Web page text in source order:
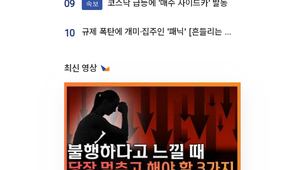
09 속보 코스닥 급등에 '매수 사이드카' 발동
10 규제 폭탄에 개미·집주인 '패닉' [흔들리는 룰, 출렁이는 시장]①
최신 영상